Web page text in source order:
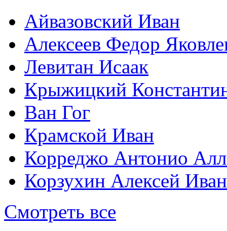
Айвазовский Иван
Алексеев Федор
Левитан Исаак
Крыжицкий
Ван Гог
Крамской Иван
Корреджо Антонио
Корзухин Алексей
Смотреть все